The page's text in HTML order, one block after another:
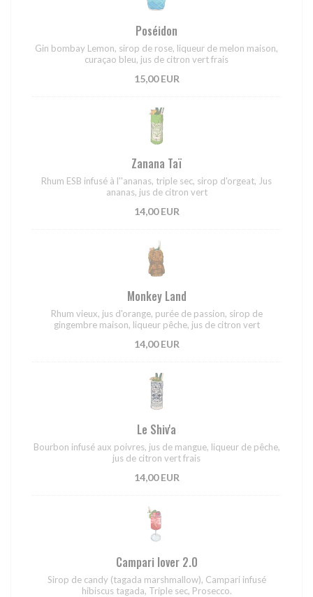
Poséidon
Gin bombay Lemon, sirop de rose, liqueur de melon maison,
curaçao bleu, jus de citron vert frais
15,00 EUR
Zanana Taï
Rhum ESB infusé à l''ananas, triple sec, sirop d'orgeat, Jus
ananas, jus de citron vert
14,00 EUR
Monkey Land
Rhum vieux, jus d'orange, purée de passion, sirop de
gingembre maison, liqueur pêche, jus de citron vert
14,00 EUR
Le Shiv'a
Bourbon infusé aux poivres, jus de mangue, liqueur de pêche,
jus de citron vert frais
14,00 EUR
Campari lover 2.0
Sirop de candy (tagada marshmallow), Campari infusé
hibiscus tagada, Triple sec, Prosecco.